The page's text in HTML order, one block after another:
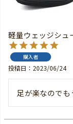
軽量ウェッジシュ
購入者
投稿日 2023/06/24
足が楽なのでも